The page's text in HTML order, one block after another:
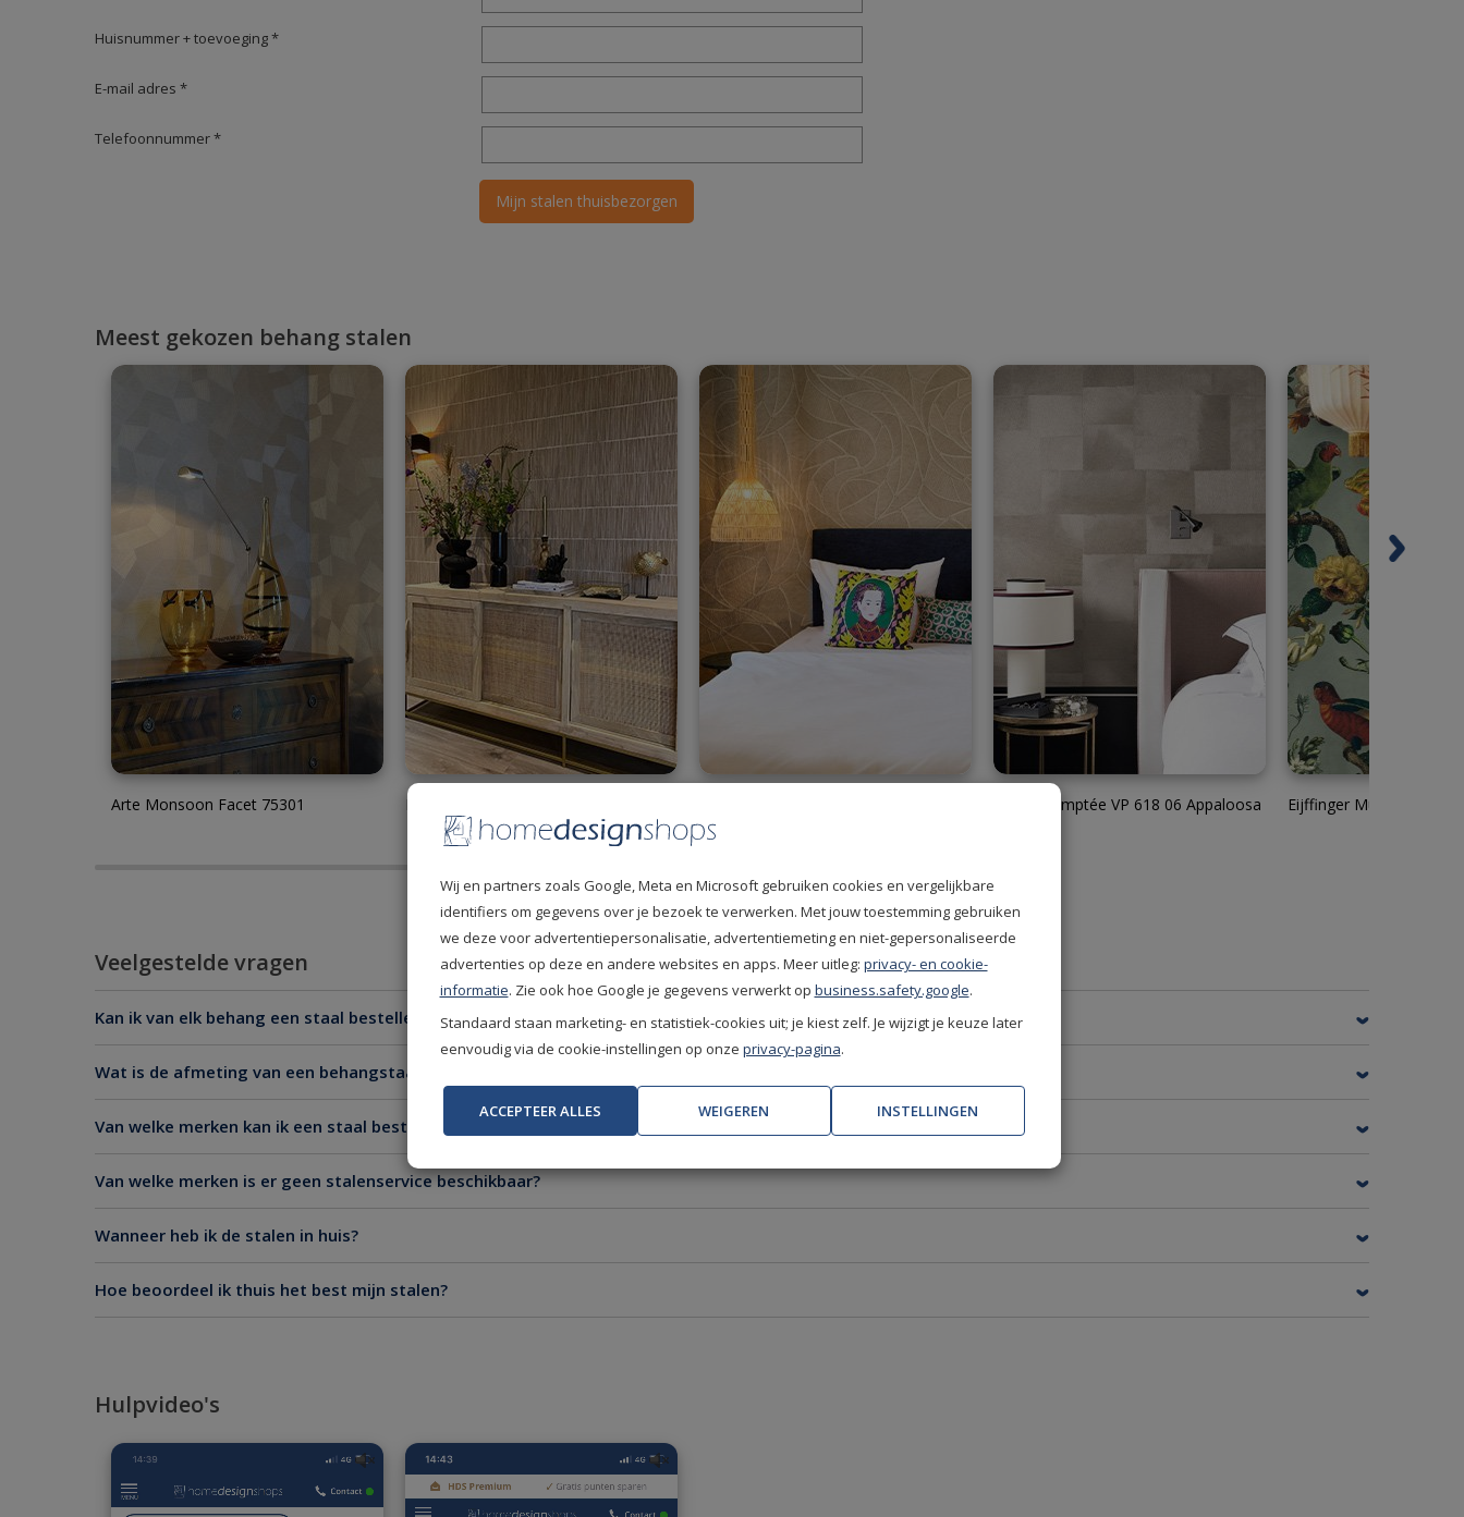
Huisnummer + toevoeging *
E-mail adres *
Telefoonnummer *
Meest gekozen behang stalen
Arte Monsoon Facet 75301 Eijffinger Terra 391513 Elitis Indomptée VP 618 06 Appaloosa Eijffinger Museum
Veelgestelde vragen
Kan ik van elk behang een staal bestellen?
Wat is de afmeting van een behangstaal?
Van welke merken kan ik een staal bestellen?
Van welke merken is er geen stalenservice beschikbaar?
Wanneer heb ik de stalen in huis?
Hoe beoordeel ik thuis het best mijn stalen?
Hulpvideo's
Wij en partners zoals Google, Meta en Microsoft gebruiken cookies en vergelijkbare
identifiers om gegevens over je bezoek te verwerken. Met jouw toestemming gebruiken
we deze voor advertentiepersonalisatie, advertentiemeting en niet-gepersonaliseerde
advertenties op deze en andere websites en apps. Meer uitleg: privacy- en cookie-
informatie. Zie ook hoe Google je gegevens verwerkt op business.safety.google.
Standaard staan marketing- en statistiek-cookies uit; je kiest zelf. Je wijzigt je keuze later
eenvoudig via de cookie-instellingen op onze privacy-pagina.
ACCEPTEER ALLES WEIGEREN INSTELLINGEN